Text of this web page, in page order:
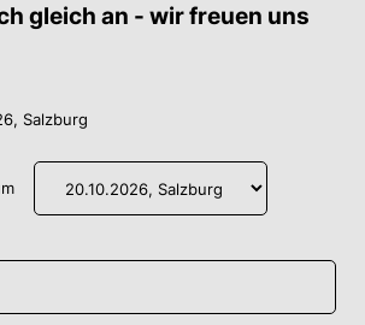
gleich an - wir freuen uns
Salzburg